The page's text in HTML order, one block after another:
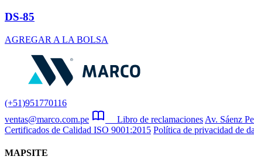
DS-85
AGREGAR A LA BOLSA
(+51)951770116
ventas@marco.com.pe
Libro de reclamaciones Av. Sáenz
Certificados de Calidad ISO 9001:2015 Política de privacidad de
MAPSITE